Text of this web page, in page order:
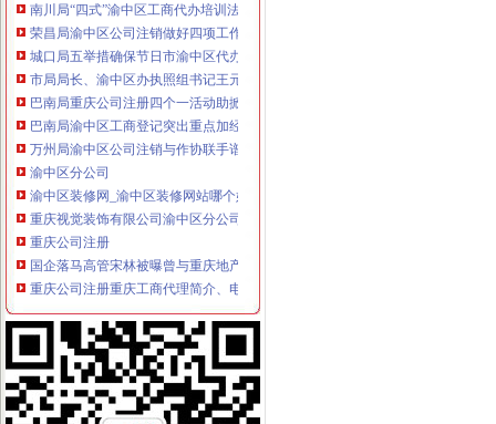
荣昌局渝中区公司注销做好四项工作造和谐工商
城口局五举措确保节日市渝中区代办执照场秩序
市局局长、渝中区办执照组书记王元楷对《重庆市企业联合征信系统数据分析
巴南局重庆公司注册四个一活动助掀读书活动高潮
巴南局渝中区工商登记突出重点加经纪人工作
万州局渝中区公司注销与作协联手谱写《重庆红盾之歌》
渝中区分公司
渝中区装修网_渝中区装修网站哪个好_渝中区装修网有哪些
重庆视觉装饰有限公司渝中区分公司_工商信息_电话_地址_信用信息
重庆公司注册
国企落马高管宋林被曝曾与重庆地产商注册公司|宋林
重庆公司注册重庆工商代理简介、电话、地址、网站-重庆公司注册重
渝中区公司注销
广州学护理学（北校区）CFO求职图片_广州学护理学（
媒体称知名女艺人身陷重庆希尔顿涉案_汽车频道_中国山东网
渝中区开公司
渝中区江景幼儿园3层栋自带天井采光超好开适合公司买_重庆商
重庆拍档科技有限公司招聘播音员_重庆-渝中区实习招聘